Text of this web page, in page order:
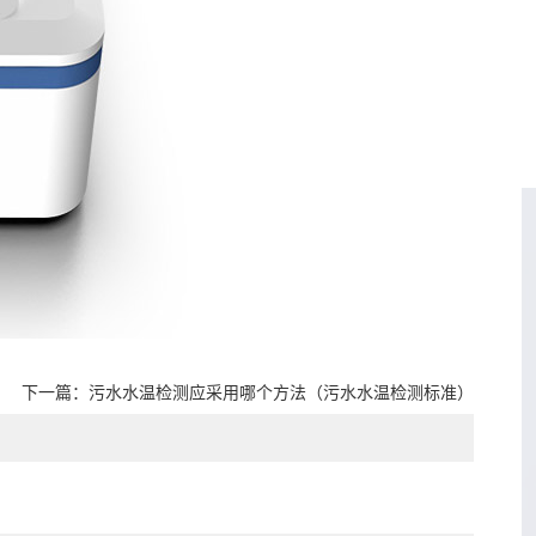
下一篇： 污水水温检测应采用哪个方法（污水水温检测标准）